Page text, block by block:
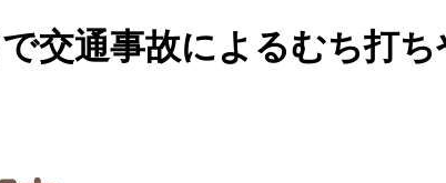
交通事故によるむち打